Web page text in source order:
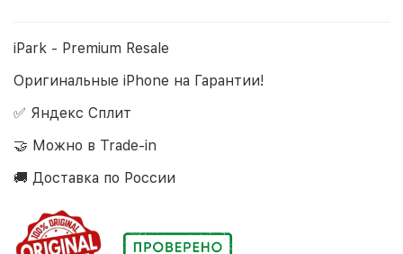
iPark - Premium Resale
Оригинальные iPhone на Гарантии!
✅ Яндекс Сплит
🤝 Можно в Trade-in
🚚 Доставка по России